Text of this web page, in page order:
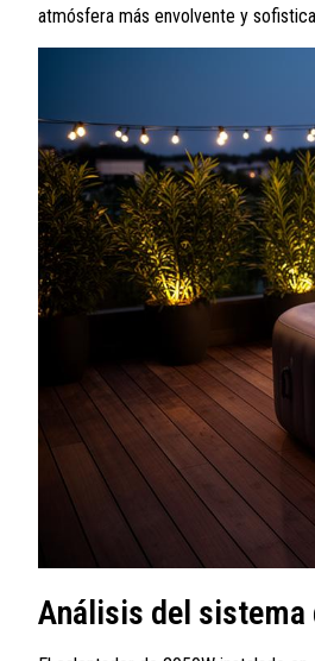
atmósfera más envolvente y
Análisis del